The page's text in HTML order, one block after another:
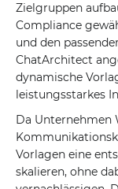
Zielgruppen
Compliance
und den
ChatArchitect
dynamische
leistungsstarkes
Da Unternehmen
Vorlagen eine
skalieren, ohne